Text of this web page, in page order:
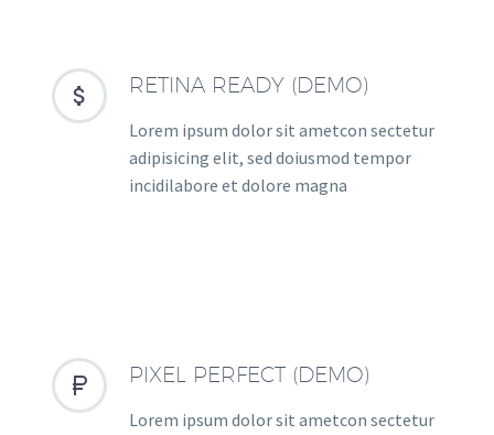

 RETINA READY (DEMO)
Lorem ipsum dolor sit ametcon sectetur
adipisicing elit, sed doiusmod tempor
incidilabore et dolore magna

 PIXEL PERFECT (DEMO)
Lorem ipsum dolor sit ametcon sectetur